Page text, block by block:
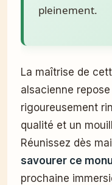
pleinement.
La maîtrise de
alsacienne
rigoureusement
qualité et un
Réunissez dès
savourer ce
prochaine